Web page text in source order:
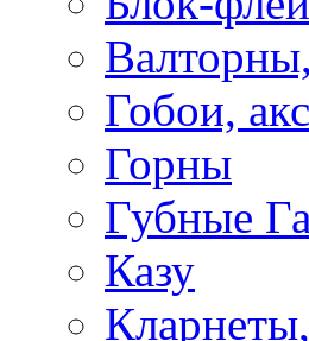
Гобои,
Горны
Губные
Казу